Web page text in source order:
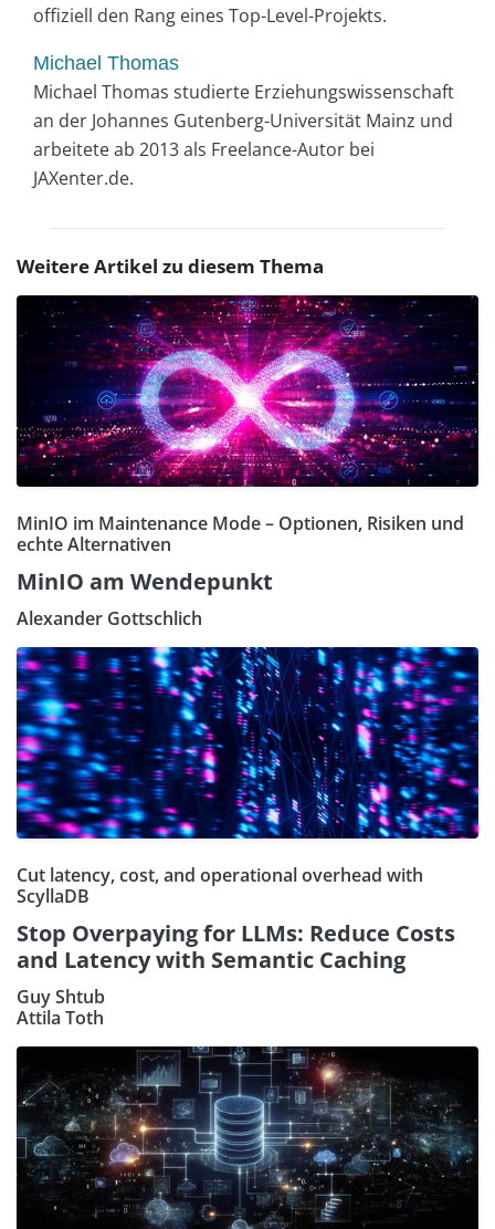
offiziell den Rang eines Top-Level-Projekts.
Michael Thomas
Michael Thomas studierte Erziehungswissenschaft
an der Johannes Gutenberg-Universität Mainz und
arbeitete ab 2013 als Freelance-Autor bei
JAXenter.de.
Weitere Artikel zu diesem Thema
MinIO im Maintenance Mode – Optionen, Risiken und
echte Alternativen
MinIO am Wendepunkt
Alexander Gottschlich
Cut latency, cost, and operational overhead with
ScyllaDB
Stop Overpaying for LLMs: Reduce Costs
and Latency with Semantic Caching
Guy Shtub
Attila Toth